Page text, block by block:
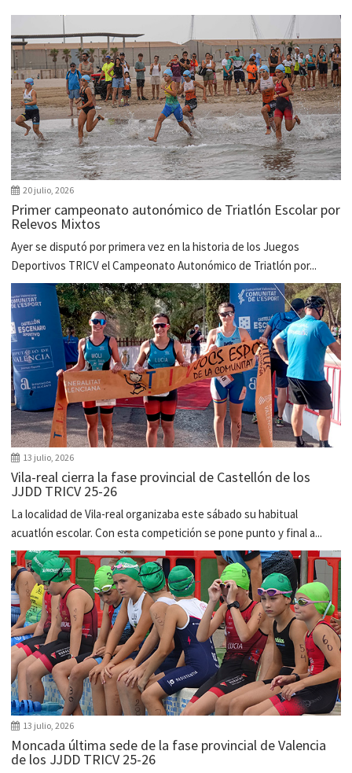
20 julio, 2026
Primer campeonato autonómico de Triatlón Escolar por
Relevos Mixtos
Ayer se disputó por primera vez en la historia de los Juegos
Deportivos TRICV el Campeonato Autonómico de Triatlón por...
13 julio, 2026
Vila-real cierra la fase provincial de Castellón de los
JJDD TRICV 25-26
La localidad de Vila-real organizaba este sábado su habitual
acuatlón escolar. Con esta competición se pone punto y final a...
13 julio, 2026
Moncada última sede de la fase provincial de Valencia
de los JJDD TRICV 25-26